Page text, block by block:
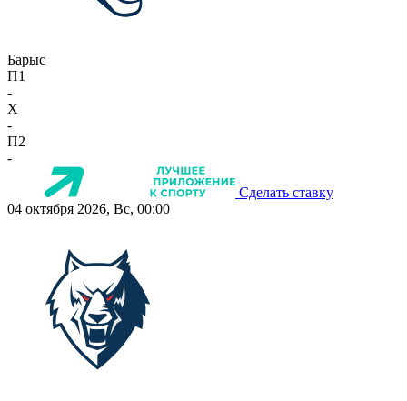
Барыс
П1
-
X
-
П2
-
Сделать ставку
04 октября 2026, Вс, 00:00